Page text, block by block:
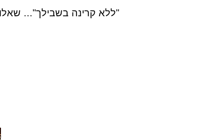
"ללא קרינה בשבילך"... שאלות, הדרכה